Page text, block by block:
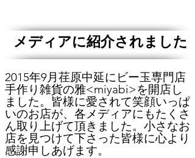
メディアに紹介されました
2015年9月荏原中延にビー玉専門店
手作り雑貨の雅<miyabi>を開店し
ました。皆様に愛されて笑顔いっぱ
いのお店が、各メディアにもたくさ
ん取り上げて頂きました。​小さなお
店を見つけて下さった皆様に心より
感謝申しあげます。